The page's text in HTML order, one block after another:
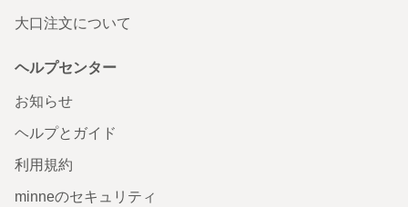
大口注文について
ヘルプセンター
お知らせ
ヘルプとガイド
利用規約
minneのセキュリティ